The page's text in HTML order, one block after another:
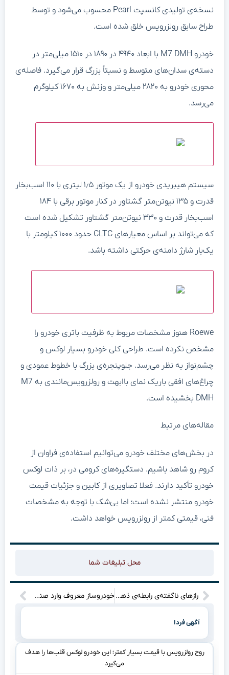
نسخه‌ی تولیدی کانسپت Pearl محسوب می‌شود و توسط
طراح سابق رولزرویس خلق شده است.
خودرو M7 DMH با ابعاد ۴۹۴۰ در ۱۸۹۰ در ۱۵۱۰ میلی‌متر در
دسته‌ی سدان‌های متوسط و نسبتاً بزرگ قرار می‌گیرد. فاصله‌ی
محوری خودرو به ۲۸۲۰ میلی‌متر و وزنش به ۱۶۷۰ کیلوگرم
می‌رسد.
سیستم هیبریدی خودرو از یک موتور ۱٫۵ لیتری با ۱۱۰ اسب‌بخار
قدرت و ۱۳۵ نیوتن‌متر گشتاور در کنار موتور برقی با ۱۸۴
اسب‌بخار قدرت و ۳۳۰ نیوتن‌متر گشتاور تشکیل شده است
که می‌تواند بر اساس معیارهای CLTC حدود ۱۰۰۰ کیلومتر با
یک‌بار شارژ دامنه‌ی حرکتی داشته باشد.
Roewe هنوز مشخصات مربوط به ظرفیت باتری خودرو را
مشخص نکرده است. طراحی کلی خودرو بسیار لوکس و
چشم‌نواز به نظر می‌رسد. جلوپنجره‌ی بزرگ با خطوط عمودی و
چراغ‌های افقی باریک نمای باابهت و رولزرویس‌مانندی به M7
DMH بخشیده است.
مقاله‌های مرتبط
در بخش‌های مختلف خودرو می‌توانیم استفاده‌ی فراوان از
کروم رو شاهد باشیم. دستگیره‌های کرومی در، بر ذات لوکس
خودرو تأکید دارند. فعلا تصاویری از کابین و جزئیات قیمت
خودرو منتشر نشده است؛ اما بی‌شک با توجه به مشخصات
فنی، قیمتی کمتر از رولزرویس خواهد داشت.
محل تبلیغات شما
رازهای ناگفته‌ی رابطه‌ی ذهن و میل: وقتی روان‌پزشکی به اتاق خواب سرک می‌کشد! خودروساز معروف وارد صنعت موشک‌سازی شد
آگهی فردا
روح رولزرویس با قیمت بسیار کمتر؛ این خودرو لوکس قلب‌ها را هدف
می‌گیرد